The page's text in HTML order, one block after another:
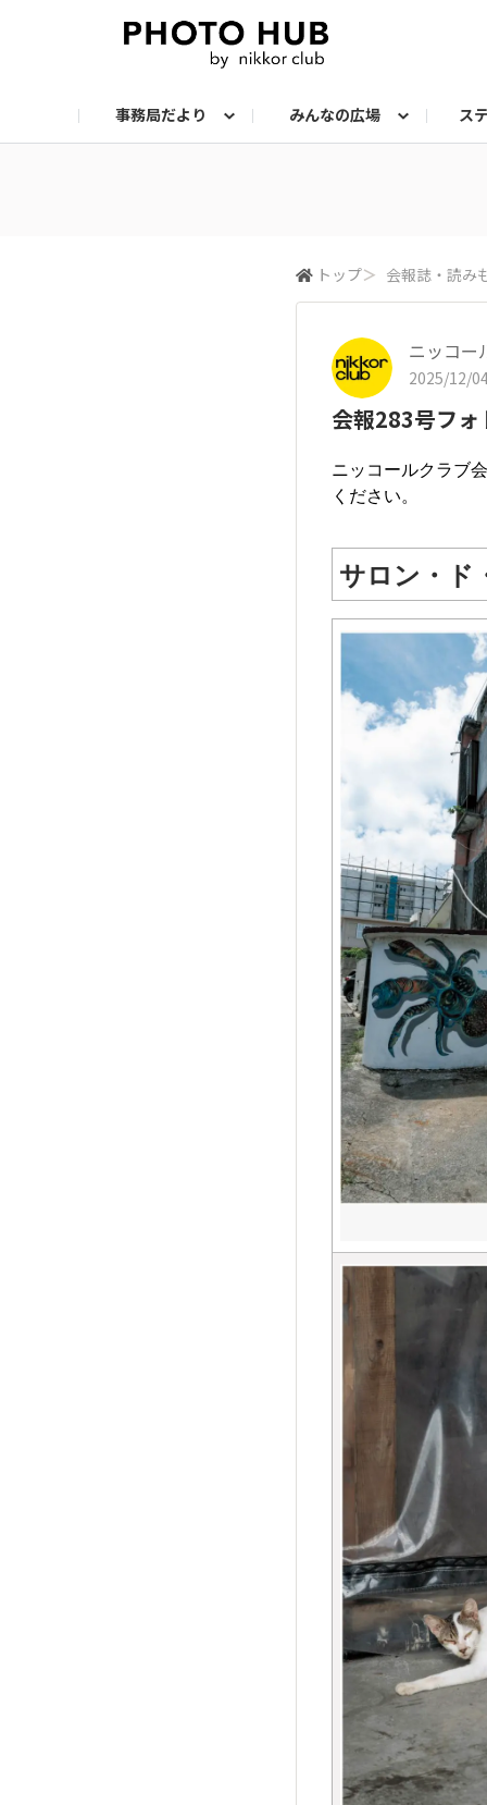
事務局だより みんなの広場 ス
トップ＞ 会報誌・読み
ニッコー
2025/12/
会報283号フ
ニッコールクラブ
ください。
サロン・